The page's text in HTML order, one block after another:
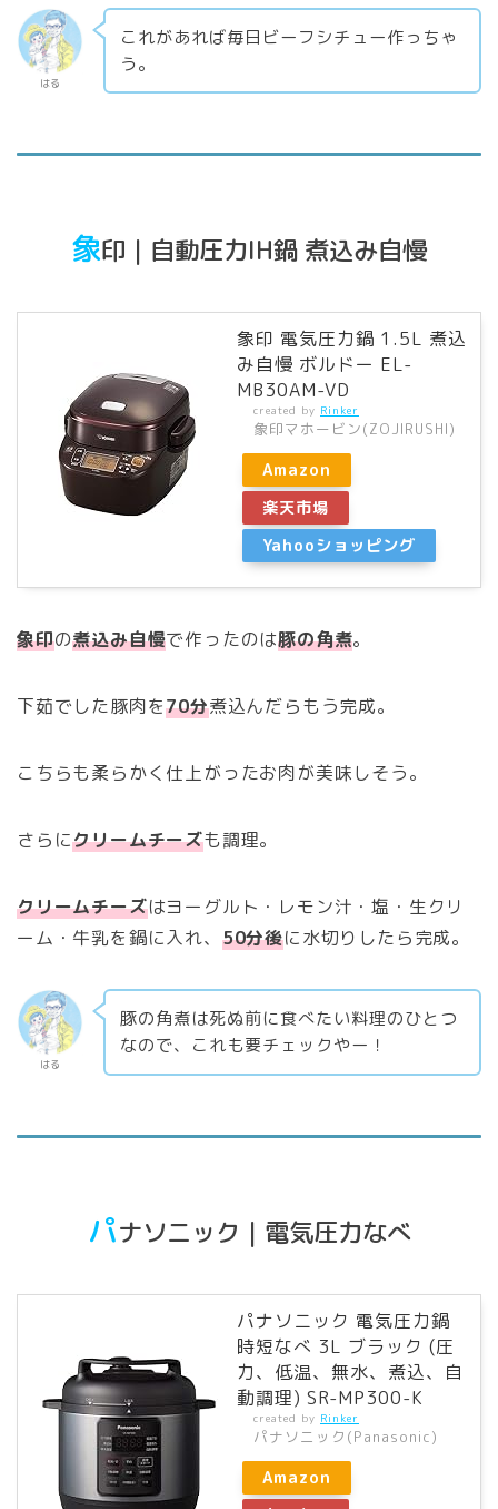
はる
これがあれば毎日ビーフシチュー作っちゃ
う。
象印｜自動圧力IH鍋 煮込み自慢
象印 電気圧力鍋 1.5L 煮込
み自慢 ボルドー EL-
MB30AM-VD
created by Rinker
象印マホービン(ZOJIRUSHI)
Amazon
楽天市場
Yahooショッピング
象印の煮込み自慢で作ったのは豚の角煮。
下茹でした豚肉を70分煮込んだらもう完成。
こちらも柔らかく仕上がったお肉が美味しそう。
さらにクリームチーズも調理。
クリームチーズはヨーグルト・レモン汁・塩・生クリ
ーム・牛乳を鍋に入れ、 50分後に水切りしたら完成。
はる
豚の角煮は死ぬ前に食べたい料理のひとつ
なので、これも要チェックやー！
パナソニック｜電気圧力なべ
パナソニック 電気圧力鍋
時短なべ 3L ブラック (圧
力、低温、無水、煮込、自
動調理) SR-MP300-K
created by Rinker
パナソニック(Panasonic)
Amazon